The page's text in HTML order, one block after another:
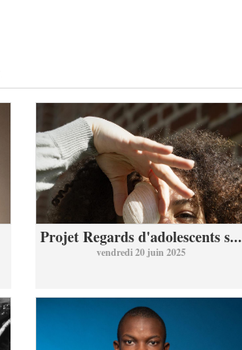
Projet Regards d'adolescents s...
vendredi 20 juin 2025